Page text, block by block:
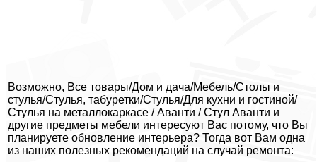
Возможно, Все товары/Дом и дача/Мебель/Столы и
стулья/Стулья, табуретки/Стулья/Для кухни и гостиной/
Стулья на металлокаркасе / Аванти / Стул Аванти и
другие предметы мебели интересуют Вас потому, что Вы
планируете обновление интерьера? Тогда вот Вам одна
из наших полезных рекомендаций на случай ремонта: